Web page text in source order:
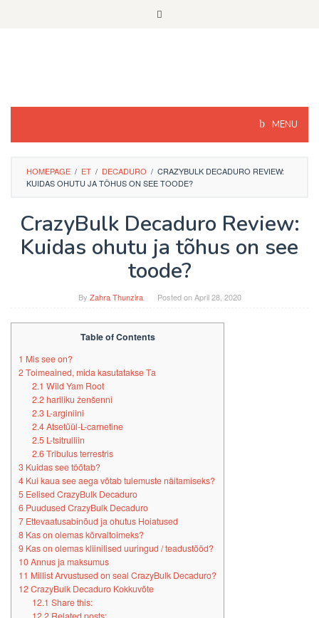
MENU
HOMEPAGE / ET / DECADURO / CRAZYBULK DECADURO REVIEW:
KUIDAS OHUTU JA TÕHUS ON SEE TOODE?
CrazyBulk Decaduro Review:
Kuidas ohutu ja tõhus on see
toode?
By Zahra Thunzira Posted onApril 28, 2020
Table of Contents
1 Mis see on?
2Toimeained, mida kasutatakse Ta
2.1 Wild Yam Root
2.2hariliku ženšenni
2.3L-arginiini
2.4Atsetüül-L-carnetine
2.5L-tsitrulliin
2.6Tribulus terrestris
3 Kuidas see töötab?
4 Kui kaua see aega võtab tulemuste näitamiseks?
5 Eelised CrazyBulk Decaduro
6 Puudused CrazyBulk Decaduro
7 Ettevaatusabinõud ja ohutus Hoiatused
8 Kas on olemas kõrvaltoimeks?
9 Kas on olemas kliinilised uuringud / teadustööd?
10Annus ja maksumus
11 Millist Arvustused on seal CrazyBulk Decaduro?
12CrazyBulk Decaduro Kokkuvõte
12.1 Share this: